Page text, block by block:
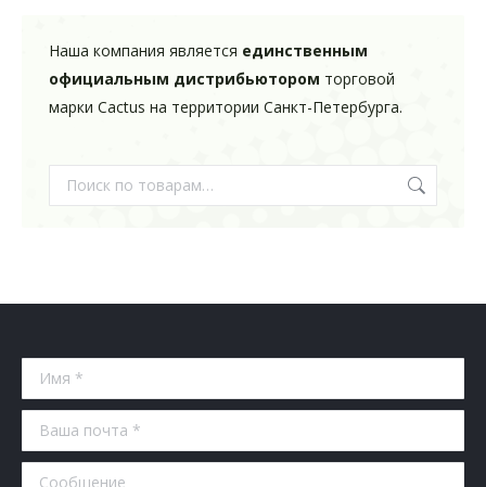
Наша компания является единственным
официальным дистрибьютором торговой
марки Cactus на территории Санкт-Петербурга.
Имя *
Ваша почта *
Сообщение